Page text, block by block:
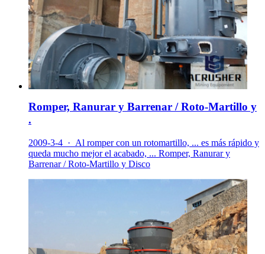
Romper, Ranurar y Barrenar / Roto-Martillo y
.
2009-3-4 · Al romper con un rotomartillo, ... es más rápido y
queda mucho mejor el acabado, ... Romper, Ranurar y
Barrenar / Roto-Martillo y Disco